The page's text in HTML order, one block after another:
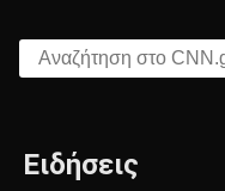
Αναζήτηση στο CNN.gr
Ειδήσεις